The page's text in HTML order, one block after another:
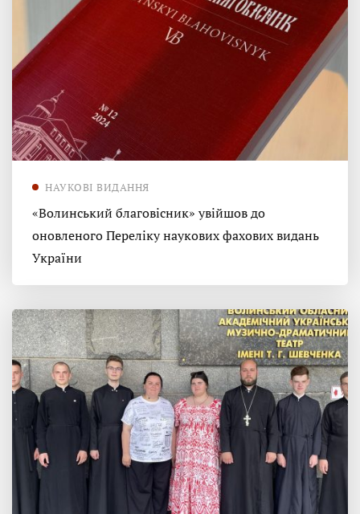
НАУКОВІ ВИДАННЯ
«Волинський благовісник» увійшов до
оновленого Переліку наукових фахових видань
України